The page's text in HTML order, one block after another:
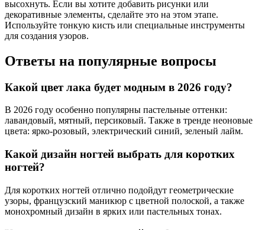
высохнуть. Если вы хотите добавить рисунки или
декоративные элементы, сделайте это на этом этапе.
Используйте тонкую кисть или специальные инструменты
для создания узоров.
Ответы на популярные вопросы
Какой цвет лака будет модным в 2026 году?
В 2026 году особенно популярны пастельные оттенки:
лавандовый, мятный, персиковый. Также в тренде неоновые
цвета: ярко-розовый, электрический синий, зеленый лайм.
Какой дизайн ногтей выбрать для коротких
ногтей?
Для коротких ногтей отлично подойдут геометрические
узоры, французский маникюр с цветной полоской, а также
монохромный дизайн в ярких или пастельных тонах.